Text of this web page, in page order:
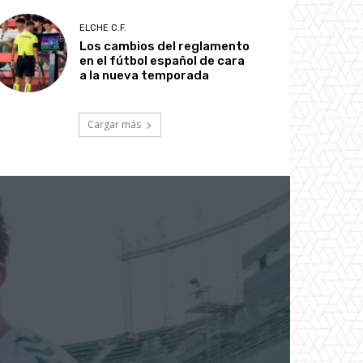
ELCHE C.F.
Los cambios del reglamento
en el fútbol español de cara
a la nueva temporada
Cargar más